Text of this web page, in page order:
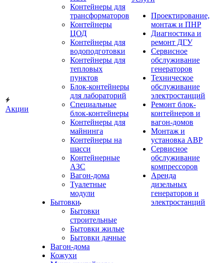
Акции
Контейнеры для
трансформаторов
Контейнеры
ЦОД
Контейнеры для
водоподготовки
Контейнеры для
тепловых
пунктов
Блок-контейнеры
для лабораторий
Специальные
блок-контейнеры
Контейнеры для
майнинга
Контейнеры на
шасси
Контейнерные
АЗС
Вагон-дома
Туалетные
модули
Бытовки
Бытовки
строительные
Бытовки жилые
Бытовки дачные
Вагон-дома
Кожухи
Проектирование,
монтаж и ПНР
Диагностика и
ремонт ДГУ
Сервисное
обслуживание
генераторов
Техническое
обслуживание
электростанций
Ремонт блок-
контейнеров и
вагон-домов
Монтаж и
установка АВР
Сервисное
обслуживание
компрессоров
Аренда
дизельных
генераторов и
электростанций